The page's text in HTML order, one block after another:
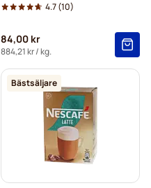
4.7(10)
84,00 kr
884,21 kr/ kg.
Bästsäljare